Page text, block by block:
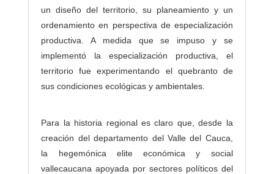
un diseño del territorio, su planeamiento y un
ordenamiento en perspectiva de especialización
productiva. A medida que se impuso y se
implementó la especialización productiva, el
territorio fue experimentando el quebranto de
sus condiciones ecológicas y ambientales.
Para la historia regional es claro que, desde la
creación del departamento del Valle del Cauca,
la hegemónica elite económica y social
vallecaucana apoyada por sectores políticos del